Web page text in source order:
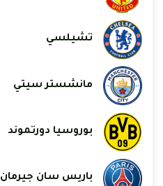
تشيلسي
مانشستر سيتي
بوروسيا دورتموند
باريس سان جيرمان